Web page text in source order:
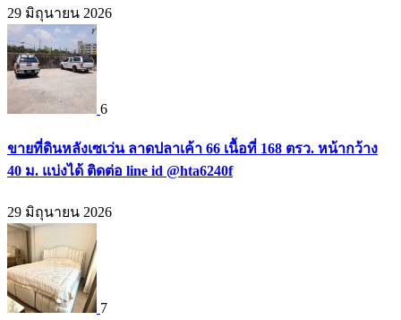
29 มิถุนายน 2026
6
ขายที่ดินหลังเซเว่น ลาดปลาเค้า 66 เนื้อที่ 168 ตรว. หน้ากว้าง
40 ม. แบ่งได้ ติดต่อ line id @hta6240f
29 มิถุนายน 2026
7